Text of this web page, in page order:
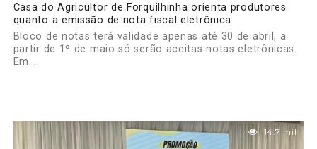
Casa do Agricultor de Forquilhinha orienta produtores
quanto a emissão de nota fiscal eletrônica
Bloco de notas terá validade apenas até 30 de abril, a
partir de 1º de maio só serão aceitas notas eletrônicas.
Em...
14.7 mil